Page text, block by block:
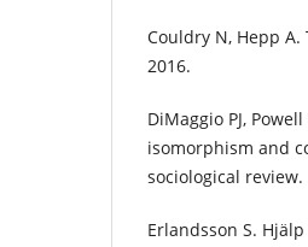
Couldry N, Hepp
2016.
DiMaggio PJ,
isomorphism and
sociological review.
Erlandsson S.